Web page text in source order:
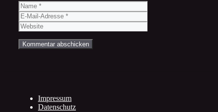
Name
Mail-
Adresse
Impressum
Datenschutz